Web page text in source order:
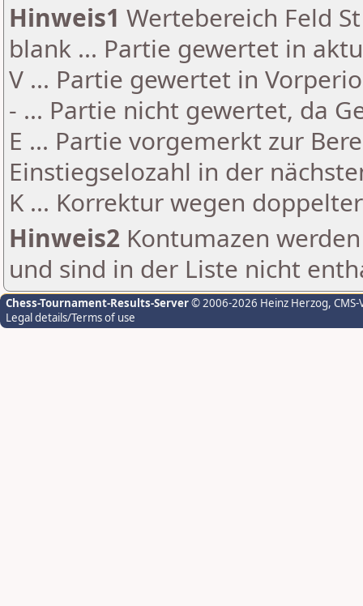
Hinweis1 Wertebereich Feld
blank ... Partie gewertet in
V ... Partie gewertet in
- ... Partie nicht gewertet, da
E ... Partie vorgemerkt zur
Einstiegselozahl in der
K ... Korrektur wegen
Hinweis2 Kontumazen
und sind in der Liste nicht
Chess-Tournament-Results-Server© 2006-2026 Heinz Herzog,
Legal details/Terms of use